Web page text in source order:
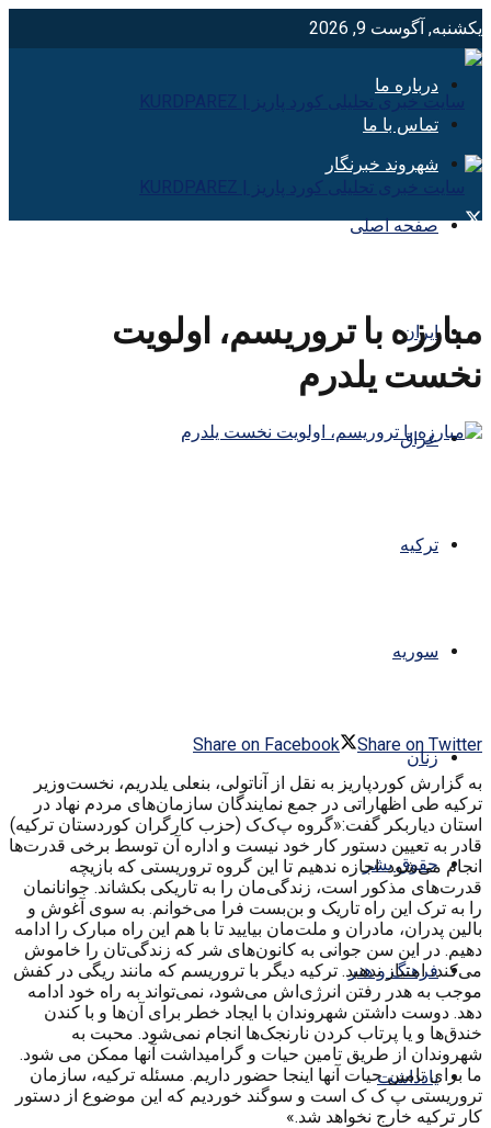
یکشنبه, آگوست 9, 2026
درباره ما
تماس با ما
شهروند خبرنگار
صفحه اصلی
ایران
عراق
ترکیه
سوریه
زنان
حقوق بشر
فرهنگ و هنر
یادداشت
مبارزه با تروریسم، اولویت
نخست یلدرم
Share on Facebook
Share on Twitter
به گزارش کوردپاریز به نقل از آناتولی، بنعلی یلدریم، نخست‌وزیر
ترکیه طی اظهاراتی در جمع نمایندگان سازمان‌های مردم نهاد در
استان دیاربکر گفت:«گروه پ‌ک‌ک (حزب کارگران کوردستان ترکیه)
قادر به تعیین دستور کار خود نیست و اداره آن توسط برخی قدرت‌ها
انجام می‌شود. ‌اجازه ندهیم تا این گروه تروریستی که بازیچه
قدرت‌های مذکور است، زندگی‌مان را به تاریکی بکشاند. جوانانمان
را به ترک این راه تاریک و بن‌بست فرا می‌خوانم. به سوی آغوش و
بالین پدران، مادران و ملت‌مان بیایید تا با هم این راه مبارک را ادامه
دهیم. در این سن جوانی به کانون‌های شر که زندگی‌تان را خاموش
می‌کند، امتیاز ندهید. ترکیه دیگر با تروریسم که مانند ریگی در کفش
موجب به هدر رفتن انرژی‌اش می‌شود، نمی‌تواند به راه خود ادامه
دهد. دوست داشتن شهروندان با ایجاد خطر برای آن‌ها و با کندن
خندق‌ها و یا پرتاب کردن نارنجک‌ها انجام نمی‌شود. محبت به
شهروندان از طریق تامین حیات و گرامیداشت آنها ممکن می شود.
ما برای تامین حیات آنها اینجا حضور داریم. مسئله ترکیه، سازمان
تروریستی پ ک ک است و سوگند خوردیم که این موضوع از دستور
کار ترکیه خارج نخواهد شد.»